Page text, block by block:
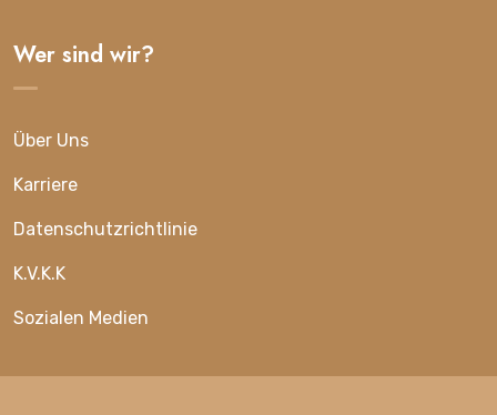
Wer sind wir?
Über Uns
Karriere
Datenschutzrichtlinie
K.V.K.K
Sozialen Medien